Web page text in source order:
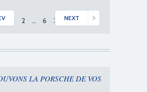
NEXT
1 2 … 6 7
LA PORSCHE DE VOS